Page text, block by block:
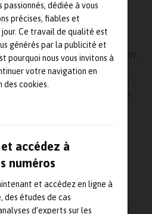
dédiée à vous
précises, fiables et
Ce travail de qualité est
générés par la publicité et
pourquoi nous vous invitons à
votre navigation en
cookies.
accédez à
numéros
et accédez en ligne à
des études de cas
d’experts sur les
participer à ce projet ambitieux en
qui vont permettre de
thérapeutiques durant toute la
relate Karine Mignon Godefroy,
Grâce à ces tests, les
et optimiser les fréquences
un bénéfice optimal à chacun